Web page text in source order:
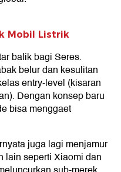
Mobil Listrik
balik bagi Seres.
belur dan kesulitan
entry-level (kisaran
Dengan konsep baru
bisa menggaet
juga lagi menjamur
lain seperti Xiaomi dan